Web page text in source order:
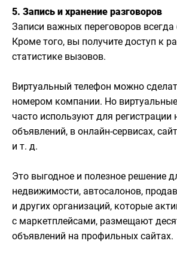
5. Запись и хранение разговоров
Записи важных переговоров всегда
Кроме того, вы получите доступ к
статистике вызовов.
Виртуальный телефон можно
номером компании. Но
часто используют для регистрации
объявлений, в онлайн-сервисах,
и т. д.
Это выгодное и полезное решение
недвижимости, автосалонов,
и других организаций, которые
с маркетплейсами, размещают
объявлений на профильных сайтах.